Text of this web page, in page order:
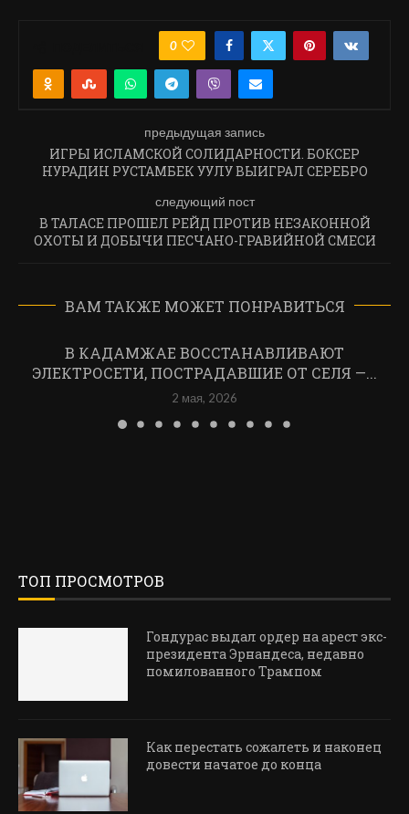
0
предыдущая запись
ИГРЫ ИСЛАМСКОЙ СОЛИДАРНОСТИ. БОКСЕР
НУРАДИН РУСТАМБЕК УУЛУ ВЫИГРАЛ СЕРЕБРО
следующий пост
В ТАЛАСЕ ПРОШЕЛ РЕЙД ПРОТИВ НЕЗАКОННОЙ
ОХОТЫ И ДОБЫЧИ ПЕСЧАНО-ГРАВИЙНОЙ СМЕСИ
ВАМ ТАКЖЕ МОЖЕТ ПОНРАВИТЬСЯ
В КАДАМЖАЕ ВОССТАНАВЛИВАЮТ
ЭЛЕКТРОСЕТИ, ПОСТРАДАВШИЕ ОТ СЕЛЯ —...
2 мая, 2026
ТОП ПРОСМОТРОВ
Гондурас выдал ордер на арест экс-
президента Эрнандеса, недавно
помилованного Трампом
Как перестать сожалеть и наконец
довести начатое до конца